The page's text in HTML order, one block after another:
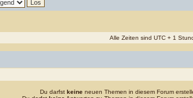
Alle Zeiten sind UTC + 1
Du darfstkeine neuen Themen in diesem Forum